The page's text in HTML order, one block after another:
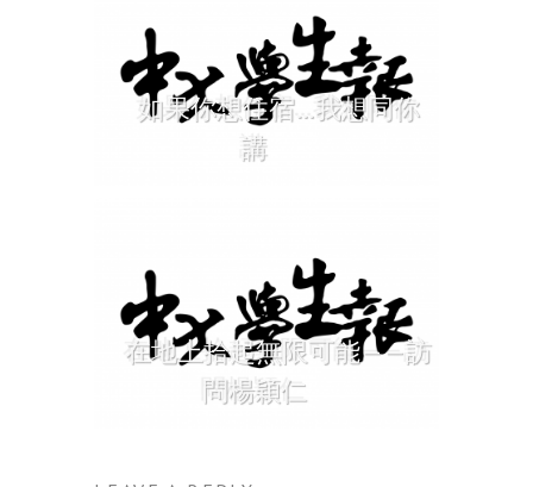
如果你想住宿…我想同你
講
在地上拾起無限可能——訪
問楊穎仁